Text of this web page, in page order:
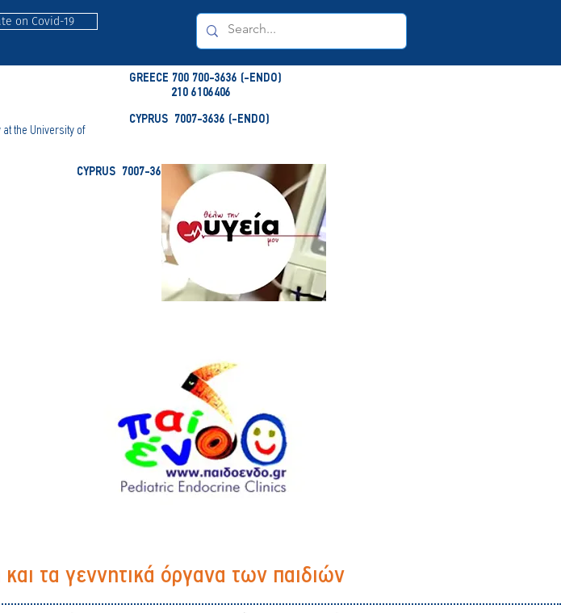
on Covid-19
GREECE 700 700-3636 (-ENDO)
the University of
210 6106406
CYPRUS 7007-3636 (-ENDO)
CYPRUS 7007-3636 (-ENDO)
τα γεννητικά όργανα των παιδιών